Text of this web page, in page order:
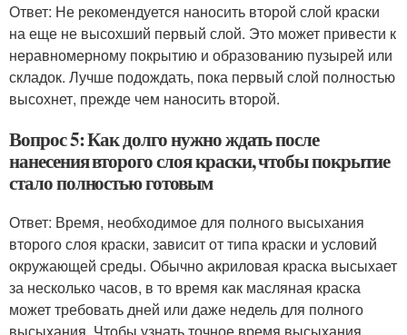
Ответ: Не рекомендуется наносить второй слой краски
на еще не высохший первый слой. Это может привести к
неравномерному покрытию и образованию пузырей или
складок. Лучше подождать, пока первый слой полностью
высохнет, прежде чем наносить второй.
Вопрос 5: Как долго нужно ждать после
нанесения второго слоя краски, чтобы покрытие
стало полностью готовым
Ответ: Время, необходимое для полного высыхания
второго слоя краски, зависит от типа краски и условий
окружающей среды. Обычно акриловая краска высыхает
за несколько часов, в то время как масляная краска
может требовать дней или даже недель для полного